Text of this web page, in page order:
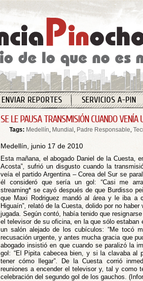
ENVIAR REPORTES SERVICIOS A-PIN
SE LE PAUSA TRANSMISIÓN CUANDO VENÍA
Tags: Medellín, Mundial , Padre Responsable,
Medellín, junio 17 de 2010
Esta mañana, el abogado Daniel de la Cuesta,
Acosta”, sufrió un disgusto cuando la
veía el partido Argentina – Corea del Sur se
él consideró que sería un gol: “Casi me
streaming* se cayó después de que Burdisso
que Maxi Rodriguez mandó al área y le iba a
Higuaín”, relató de la Cuesta, dolido por no
jugada. Según contó, había tenido que
el televisor de su oficina, en la que sólo estaban
un salón alejado de los cubículos: “Me tocó
recusación urgente, y antes mucha gracia que
abogado insistió en que cuando se paralizó la
gol: “El Pipita cabecea bien, y si la clavaba al
tener cómo llegar”. De la Cuesta corrió
reuniones a encender el televisor y, tal y como
celebración del segundo gol de los gauchos.